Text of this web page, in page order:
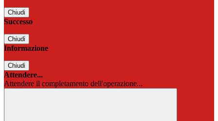
Chiudi
Successo
Chiudi
Informazione
Chiudi
Attendere...
Attendere il completamento dell'operazione...